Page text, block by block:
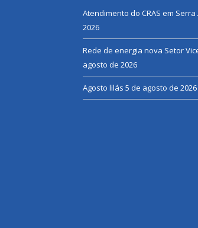
Atendimento do CRAS em Serra
2026
Rede de energia nova Setor
agosto de 2026
Agosto lilás 5 de agosto de 2026